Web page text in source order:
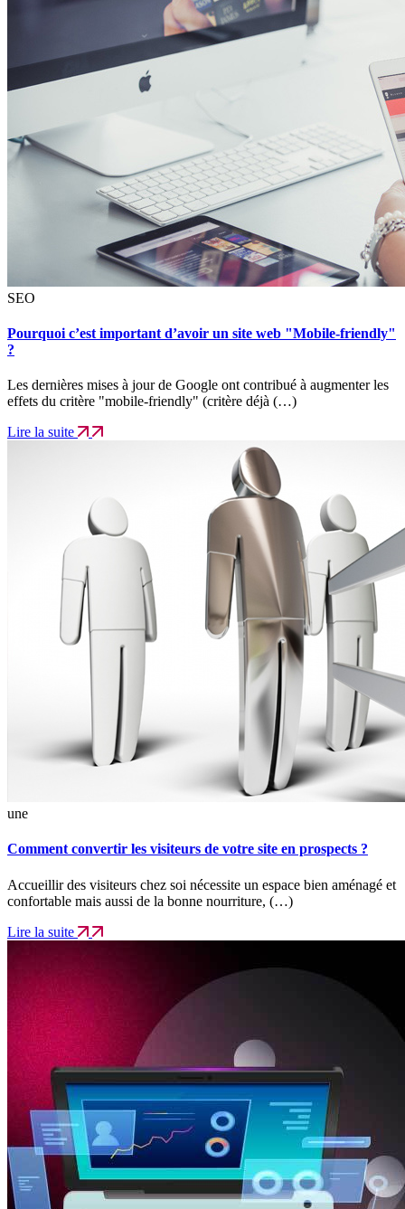
SEO
Pourquoi c’est important d’avoir un site web "Mobile-friendly"
?
Les dernières mises à jour de Google ont contribué à augmenter les
effets du critère "mobile-friendly" (critère déjà (…)
Lire la suite
une
Comment convertir les visiteurs de votre site en prospects ?
Accueillir des visiteurs chez soi nécessite un espace bien aménagé et
confortable mais aussi de la bonne nourriture, (…)
Lire la suite